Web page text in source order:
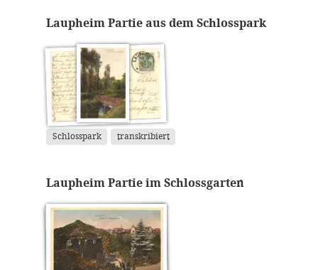
Laupheim Partie aus dem Schlosspark
Schlosspark transkribiert
Laupheim Partie im Schlossgarten